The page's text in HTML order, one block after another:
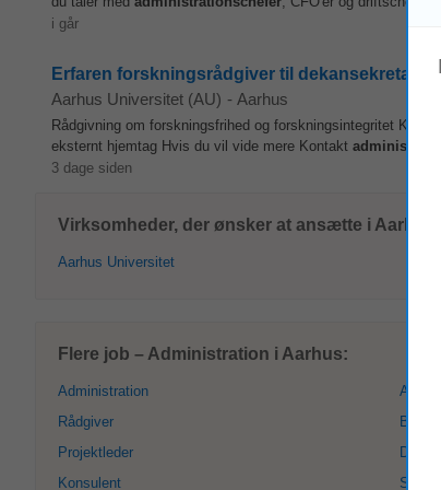
i går
Erfaren forskningsrådgiver til
Aarhus Universitet (AU) - Aarhus
Rådgivning om forskningsfrihed og forskningsintegritet
eksternt hjemtag Hvis du vil vide mere Kontakt
3 dage siden
Virksomheder, der ønsker at ansætte i Aarhus:
Aarhus Universitet
Flere job – Administration i Aarhus:
Administration
Rådgiver
Projektleder
Konsulent
Direktør